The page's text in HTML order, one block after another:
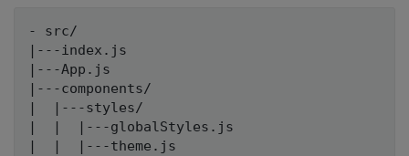
- src/
|---index.js
|---App.js
|---components/
|  |---styles/
|  |  |---globalStyles.js
|  |  |---theme.js